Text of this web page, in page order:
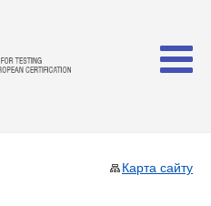
Карта сайту